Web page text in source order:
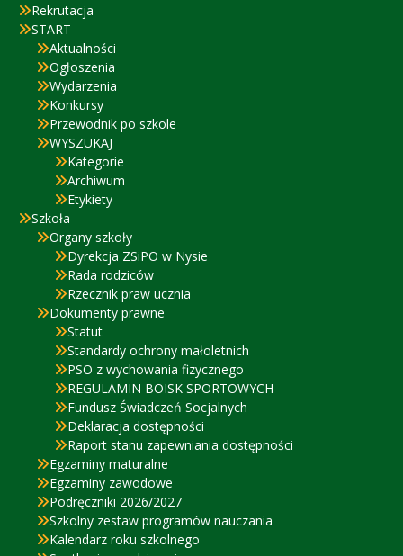
Rekrutacja
START
Aktualności
Ogłoszenia
Wydarzenia
Konkursy
Przewodnik po szkole
WYSZUKAJ
Kategorie
Archiwum
Etykiety
Szkoła
Organy szkoły
Dyrekcja ZSiPO w Nysie
Rada rodziców
Rzecznik praw ucznia
Dokumenty prawne
Statut
Standardy ochrony małoletnich
PSO z wychowania fizycznego
REGULAMIN BOISK SPORTOWYCH
Fundusz Świadczeń Socjalnych
Deklaracja dostępności
Raport stanu zapewniania dostępności
Egzaminy maturalne
Egzaminy zawodowe
Podręczniki 2026/2027
Szkolny zestaw programów nauczania
Kalendarz roku szkolnego